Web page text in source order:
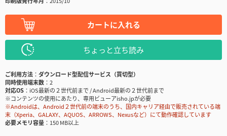
カートに入れる
ちょっと立ち読み
ご利用方法
ダウンロード型配信サービス（買切型）
同時使用端末数
2
対応OS
iOS最新の２世代前まで / Android最新の２世代前まで
※コンテンツの使用にあたり、専用ビューアisho.jpが必要
※Androidは、Android２世代前の端末のうち、国内キャリア経由で販売されている端
末（Xperia、GALAXY、AQUOS、ARROWS、Nexusなど）にて動作確認しています
必要メモリ容量
150 MB以上